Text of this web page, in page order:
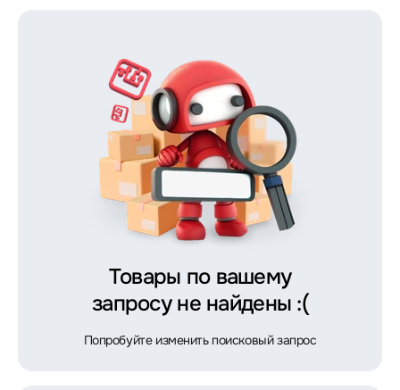
Товары по вашему
запросу не найдены :(
Попробуйте изменить поисковый запрос